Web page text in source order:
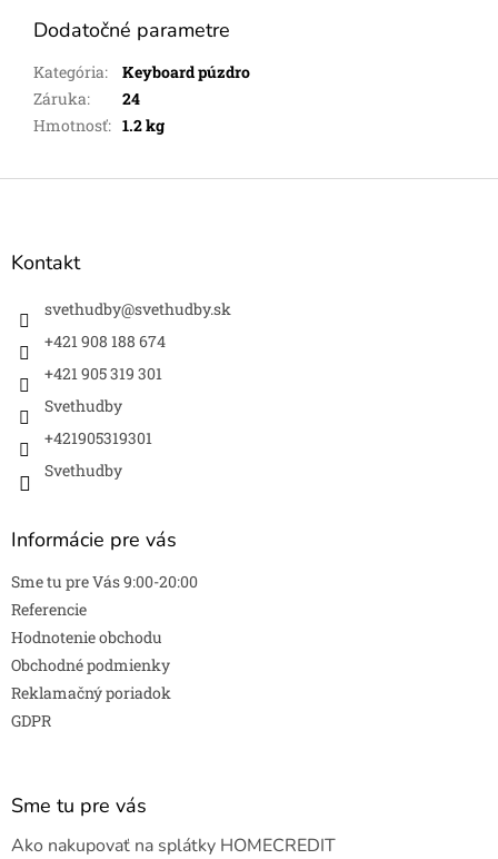
Dodatočné parametre
Kategória:
Keyboard púzdro
Záruka:
24
Hmotnosť: 1.2 kg
Z
Kontakt
svethudby@svethudby.sk
+421 908 188 674
+421 905 319 301
Svethudby
+421905319301
Svethudby
Informácie pre vás
Sme tu pre Vás 9:00-20:00
Referencie
Hodnotenie obchodu
Obchodné podmienky
Reklamačný poriadok
GDPR
Sme tu pre vás
Ako nakupovať na splátky HOMECREDIT